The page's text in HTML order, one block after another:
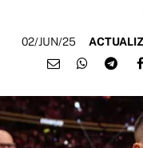
02/JUN/25